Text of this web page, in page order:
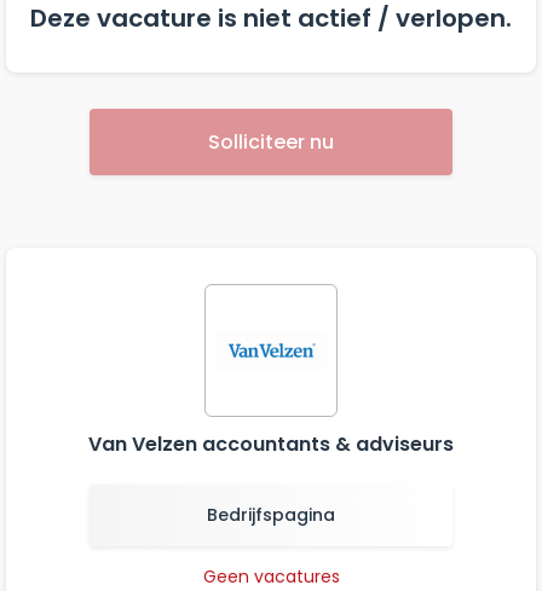
Deze vacature is niet actief / verlopen.
Solliciteer nu
Van Velzen accountants & adviseurs
Bedrijfspagina
Geen vacatures